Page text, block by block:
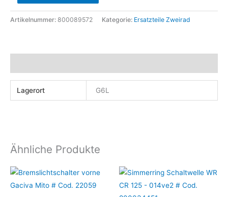
Radnabe
2T4T
#
800089572
Menge
Artikelnummer: 800089572 Kategorie: Ersatzteile Zweirad
Lagerort G6L
Ähnliche Produkte